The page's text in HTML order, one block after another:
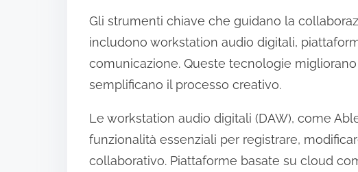
Gli strumenti chiave che guidano la
includono workstation audio digitali,
comunicazione. Queste tecnologie
semplificano il processo creativo.
Le workstation audio digitali (DAW), come
funzionalità essenziali per registrare,
collaborativo. Piattaforme basate su cloud